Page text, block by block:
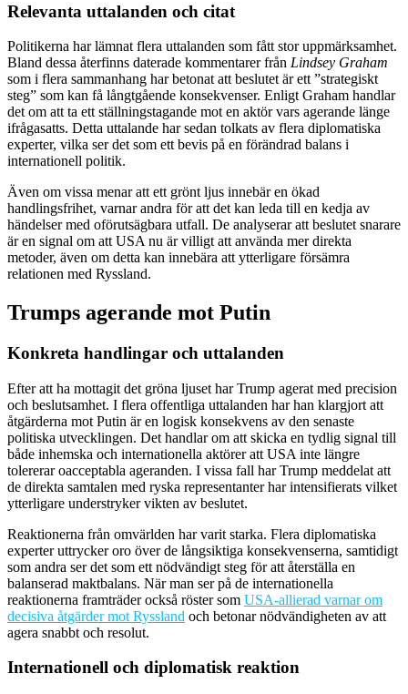
Relevanta uttalanden och citat
Politikerna har lämnat flera uttalanden som fått stor uppmärksamhet.
Bland dessa återfinns daterade kommentarer från Lindsey Graham
som i flera sammanhang har betonat att beslutet är ett ”strategiskt
steg” som kan få långtgående konsekvenser. Enligt Graham handlar
det om att ta ett ställningstagande mot en aktör vars agerande länge
ifrågasatts. Detta uttalande har sedan tolkats av flera diplomatiska
experter, vilka ser det som ett bevis på en förändrad balans i
internationell politik.
Även om vissa menar att ett grönt ljus innebär en ökad
handlingsfrihet, varnar andra för att det kan leda till en kedja av
händelser med oförutsägbara utfall. De analyserar att beslutet snarare
är en signal om att USA nu är villigt att använda mer direkta
metoder, även om detta kan innebära att ytterligare försämra
relationen med Ryssland.
Trumps agerande mot Putin
Konkreta handlingar och uttalanden
Efter att ha mottagit det gröna ljuset har Trump agerat med precision
och beslutsamhet. I flera offentliga uttalanden har han klargjort att
åtgärderna mot Putin är en logisk konsekvens av den senaste
politiska utvecklingen. Det handlar om att skicka en tydlig signal till
både inhemska och internationella aktörer att USA inte längre
tolererar oacceptabla ageranden. I vissa fall har Trump meddelat att
de direkta samtalen med ryska representanter har intensifierats vilket
ytterligare understryker vikten av beslutet.
Reaktionerna från omvärlden har varit starka. Flera diplomatiska
experter uttrycker oro över de långsiktiga konsekvenserna, samtidigt
som andra ser det som ett nödvändigt steg för att återställa en
balanserad maktbalans. När man ser på de internationella
reaktionerna framträder också röster som USA-allierad varnar om
decisiva åtgärder mot Ryssland och betonar nödvändigheten av att
agera snabbt och resolut.
Internationell och diplomatisk reaktion